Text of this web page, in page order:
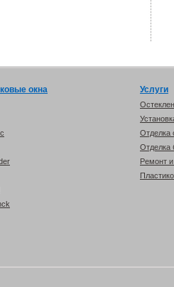
окна Услуги
Отделка
Отделка
Ремонт